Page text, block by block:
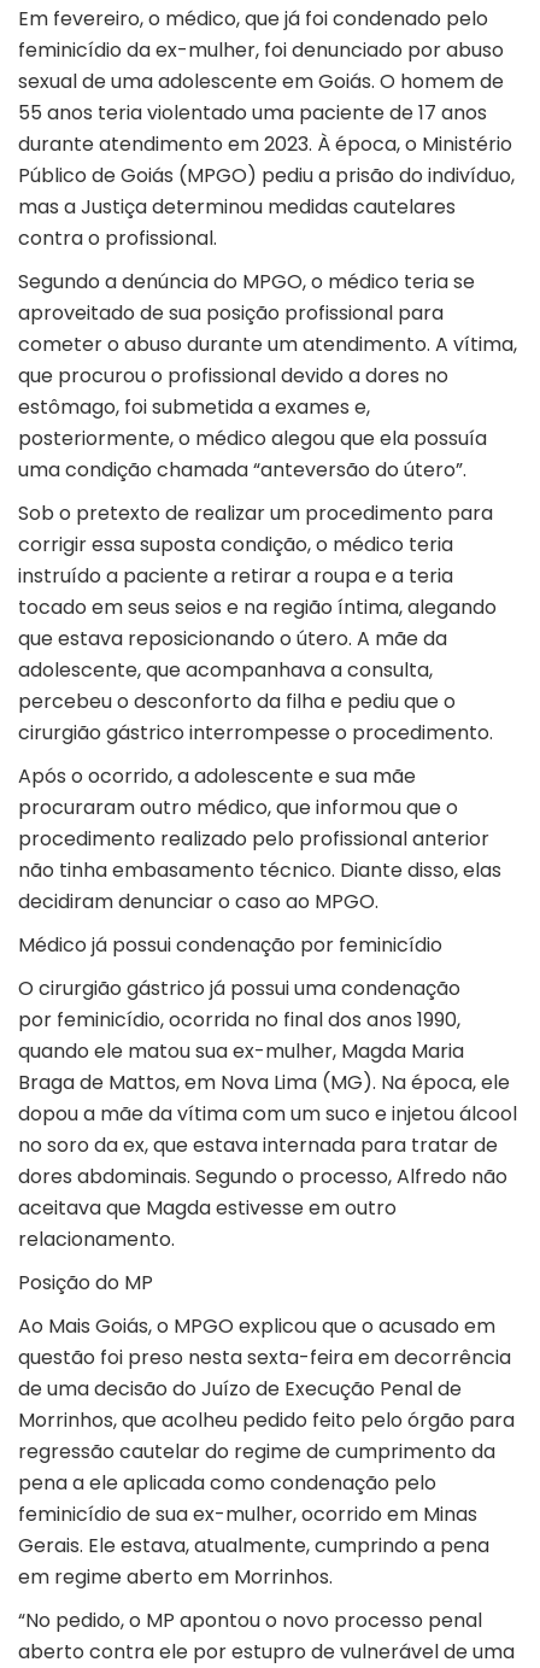
Em fevereiro, o médico, que já foi condenado pelo
feminicídio da ex-mulher, foi denunciado por abuso
sexual de uma adolescente em Goiás. O homem de
55 anos teria violentado uma paciente de 17 anos
durante atendimento em 2023. À época, o Ministério
Público de Goiás (MPGO) pediu a prisão do indivíduo,
mas a Justiça determinou medidas cautelares
contra o profissional.
Segundo a denúncia do MPGO, o médico teria se
aproveitado de sua posição profissional para
cometer o abuso durante um atendimento. A vítima,
que procurou o profissional devido a dores no
estômago, foi submetida a exames e,
posteriormente, o médico alegou que ela possuía
uma condição chamada “anteversão do útero”.
Sob o pretexto de realizar um procedimento para
corrigir essa suposta condição, o médico teria
instruído a paciente a retirar a roupa e a teria
tocado em seus seios e na região íntima, alegando
que estava reposicionando o útero. A mãe da
adolescente, que acompanhava a consulta,
percebeu o desconforto da filha e pediu que o
cirurgião gástrico interrompesse o procedimento.
Após o ocorrido, a adolescente e sua mãe
procuraram outro médico, que informou que o
procedimento realizado pelo profissional anterior
não tinha embasamento técnico. Diante disso, elas
decidiram denunciar o caso ao MPGO.
Médico já possui condenação por feminicídio
O cirurgião gástrico já possui uma condenação
por feminicídio, ocorrida no final dos anos 1990,
quando ele matou sua ex-mulher, Magda Maria
Braga de Mattos, em Nova Lima (MG). Na época, ele
dopou a mãe da vítima com um suco e injetou álcool
no soro da ex, que estava internada para tratar de
dores abdominais. Segundo o processo, Alfredo não
aceitava que Magda estivesse em outro
relacionamento.
Posição do MP
Ao Mais Goiás, o MPGO explicou que o acusado em
questão foi preso nesta sexta-feira em decorrência
de uma decisão do Juízo de Execução Penal de
Morrinhos, que acolheu pedido feito pelo órgão para
regressão cautelar do regime de cumprimento da
pena a ele aplicada como condenação pelo
feminicídio de sua ex-mulher, ocorrido em Minas
Gerais. Ele estava, atualmente, cumprindo a pena
em regime aberto em Morrinhos.
“No pedido, o MP apontou o novo processo penal
aberto contra ele por estupro de vulnerável de uma